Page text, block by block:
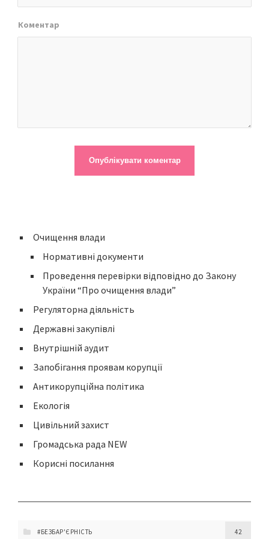
Коментар
Очищення влади
Нормативні документи
Проведення перевірки відповідно до Закону
України “Про очищення влади”
Регуляторна діяльність
Державні закупівлі
Внутрішній аудит
Запобігання проявам корупції
Антикорупційна політика
Екологія
Цивільний захист
Громадська рада NEW
Корисні посилання
#БЕЗБАР'ЄРНІСТЬ 42